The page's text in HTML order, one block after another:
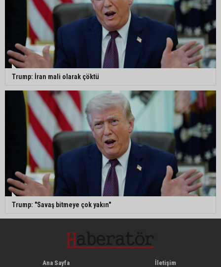
Trump: İran mali olarak çöktü
Trump: "Savaş bitmeye çok yakın"
Ana Sayfa
İletişim